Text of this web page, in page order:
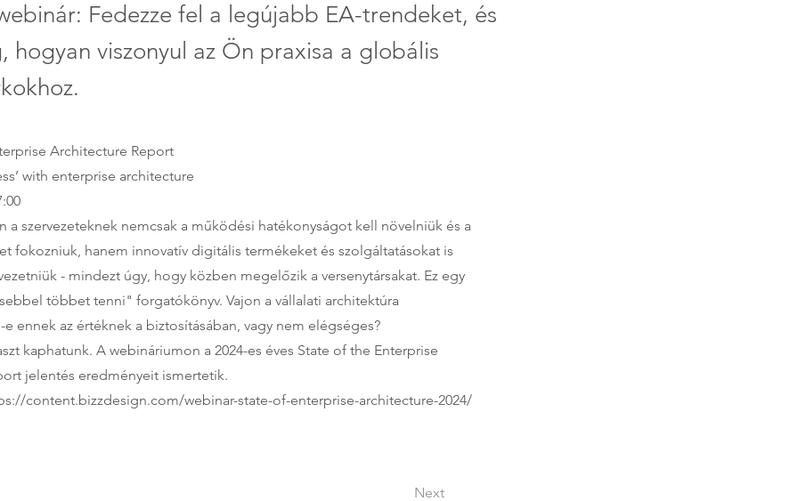
Fedezze fel a legújabb EA-trendeket, és
hogyan viszonyul az Ön praxisa a globális
Architecture Report
with enterprise architecture
a szervezeteknek nemcsak a működési hatékonyságot kell növelniük és a
fokozniuk, hanem innovatív digitális termékeket és szolgáltatásokat is
- mindezt úgy, hogy közben megelőzik a versenytársakat. Ez egy
többet tenni" forgatókönyv. Vajon a vállalati architektúra
ennek az értéknek a biztosításában, vagy nem elégséges?
kaphatunk. A webináriumon a 2024-es éves State of the Enterprise
jelentés eredményeit ismertetik.
content.bizzdesign.com/webinar-state-of-enterprise-architecture-2024/
Next